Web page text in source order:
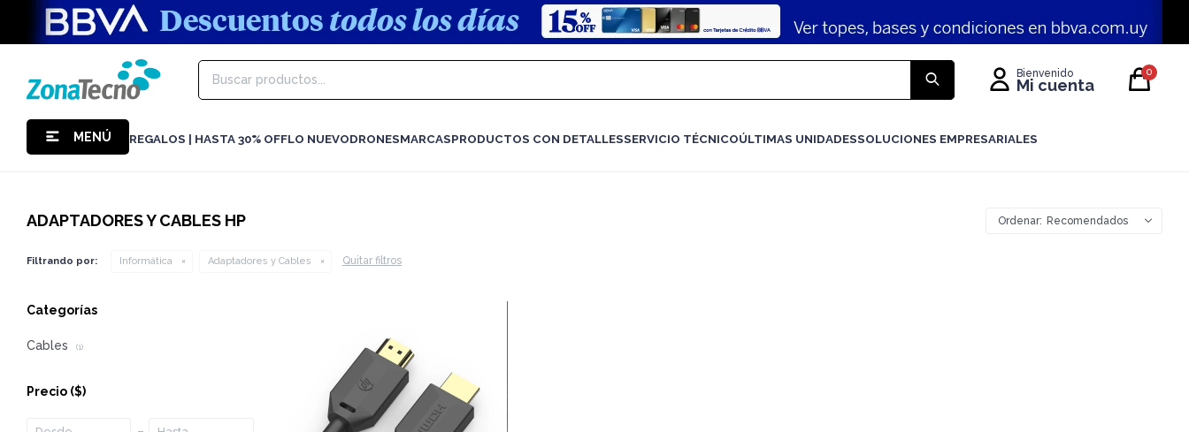
MENÚ REGALOS | HASTA 30% OFFLO NUEVODRONESMARCASPRODUCTOS CON DETALLESSERVICIO TÉCNICOÚLTIMAS UNIDADESSOLUCIONES EMPRESARIALES
0
ADAPTADORES Y CABLES HP Recomendados
Filtrando por: Informática Adaptadores y Cables Quitar filtros
Categorías
Cables (1)
Precio ($)